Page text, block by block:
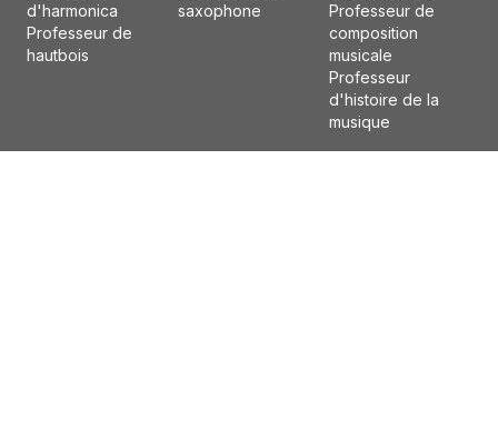
d'harmonica
Professeur de
hautbois
saxophone
Professeur de
composition
musicale
Professeur
d'histoire de la
musique